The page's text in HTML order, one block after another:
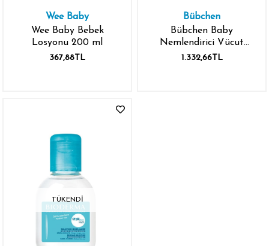
Wee Baby
Wee Baby Bebek
Losyonu 200 ml
367,88TL
Bübchen
Bübchen Baby
Nemlendirici Vücut
Losyonu Sheabutter ve
1.332,66TL
TÜKENDI